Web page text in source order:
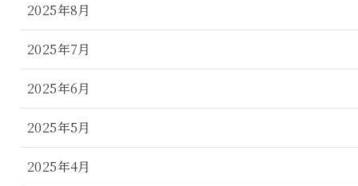
2025年8月
2025年7月
2025年6月
2025年5月
2025年4月